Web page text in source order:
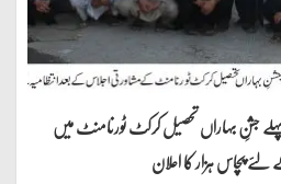
جشنِ بہاراں تحصیل کرکٹ ٹورنامنٹ میں
پچاس ہزار کا اعلان